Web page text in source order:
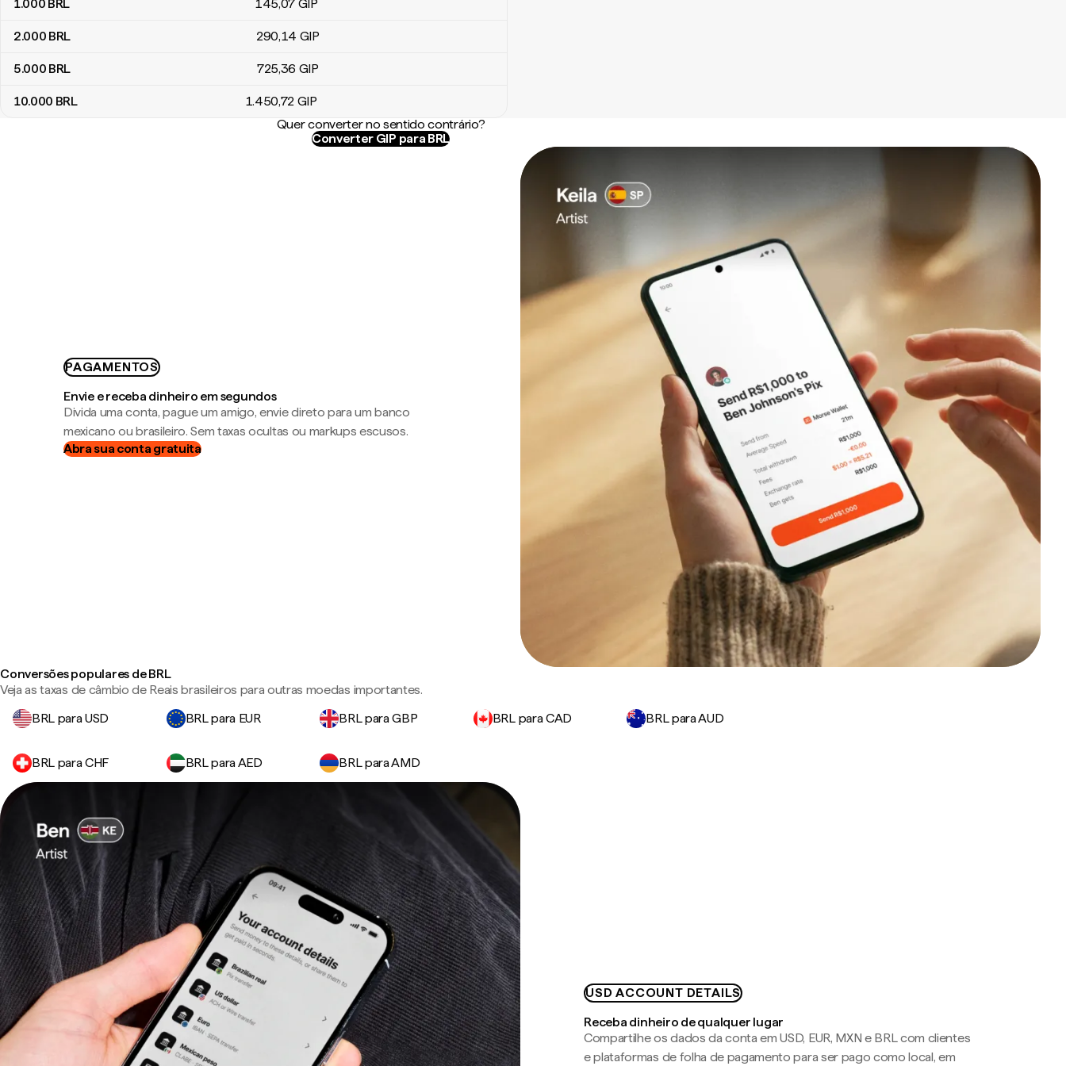
1.000 BRL 145,07 GIP
2.000 BRL 290,14 GIP
5.000 BRL 725,36 GIP
10.000 BRL 1.450,72 GIP
Quer converter no sentido contrário?
Converter GIP para BRL
PAGAMENTOS
Envie e receba dinheiro em segundos
Divida uma conta, pague um amigo, envie direto para um banco
mexicano ou brasileiro. Sem taxas ocultas ou markups escusos.
Abra sua conta gratuita
Conversões populares de BRL
Veja as taxas de câmbio de Reais brasileiros para outras moedas importantes.
BRL para USD
BRL para EUR BRL para GBP BRL para CAD BRL para AUD
BRL para CHF BRL para AED BRL para AMD
USD ACCOUNT DETAILS
Receba dinheiro de qualquer lugar
Compartilhe os dados da conta em USD, EUR, MXN e BRL com clientes
e plataformas de folha de pagamento para ser pago como local, em